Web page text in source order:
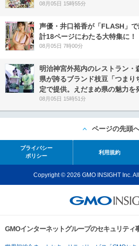
08月05日 15時55分
声優・井口裕香が「FLASH」
計18ページにわたる大特集に！
08月05日 7時00分
明治神宮外苑内のレストラン・
県が誇るブランド枝豆「つまり
定で提供。えだまめ県の魅力を
08月05日 15時51分
ページの先頭
プライバシー
ポリシー
利用規約
Copyright © 2026 GMO INSIGHT Inc.
GMOインターネットグループのセキュリティ